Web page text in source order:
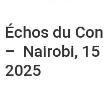
Échos du
– Nairobi,
2025